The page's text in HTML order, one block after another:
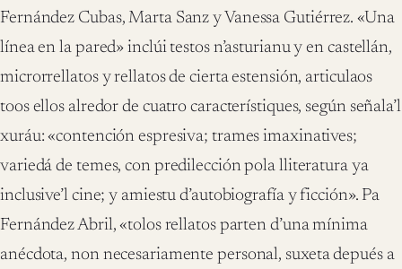
Fernández Cubas, Marta Sanz y Vanessa Gutiérrez. «Una
línea en la pared» inclúi testos n’asturianu y en castellán,
microrrellatos y rellatos de cierta estensión, articulaos
toos ellos alredor de cuatro característiques, según señala’l
xuráu: «contención espresiva; trames imaxinatives;
variedá de temes, con predilección pola lliteratura ya
inclusive’l cine; y amiestu d’autobiografía y ficción». Pa
Fernández Abril, «tolos rellatos parten d’una mínima
anécdota, non necesariamente personal, suxeta depués a